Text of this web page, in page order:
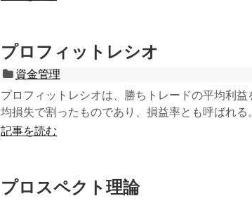
プロフィットレシオ
資金管理
プロフィットレシオは、勝ちトレードの平均利
均損失で割ったものであり、損益率とも呼ばれる
記事を読む
プロスペクト理論